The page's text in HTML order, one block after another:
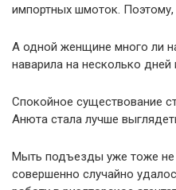
импортных шмоток.
А одной женщине много ли
наварила на несколько дней
Спокойное существование
Анюта стала лучше
Мыть подъезды уже тоже не
совершенно случайно